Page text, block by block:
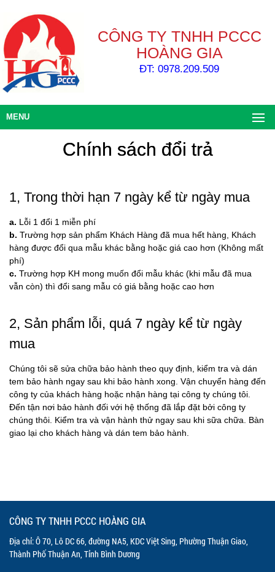
CÔNG TY TNHH PCCC
HOÀNG GIA
ĐT: 0978.209.509
MENU
Chính sách đổi trả
1, Trong thời hạn 7 ngày kể từ ngày mua
a. Lỗi 1 đổi 1 miễn phí
b. Trường hợp sản phẩm Khách Hàng đã mua hết hàng, Khách
hàng được đổi qua mẫu khác bằng hoặc giá cao hơn (Không mất
phí)
c. Trường hợp KH mong muốn đổi mẫu khác (khi mẫu đã mua
vẫn còn) thì đổi sang mẫu có giá bằng hoặc cao hơn
2, Sản phẩm lỗi, quá 7 ngày kể từ ngày
mua
Chúng tôi sẽ sửa chữa bảo hành theo quy định, kiểm tra và dán
tem bảo hành ngay sau khi bảo hành xong. Vận chuyển hàng đến
công ty của khách hàng hoặc nhận hàng tại công ty chúng tôi.
Đến tận nơi bảo hành đối với hệ thống đã lắp đặt bởi công ty
chúng thôi. Kiểm tra và vận hành thử ngay sau khi sữa chữa. Bàn
giao lại cho khách hàng và dán tem bảo hành.
CÔNG TY TNHH PCCC HOÀNG GIA
Địa chỉ: Ô 70, Lô DC 66, đường NA5, KDC Việt Sing, Phường Thuận Giao,
Thành Phố Thuận An, Tỉnh Bình Dương